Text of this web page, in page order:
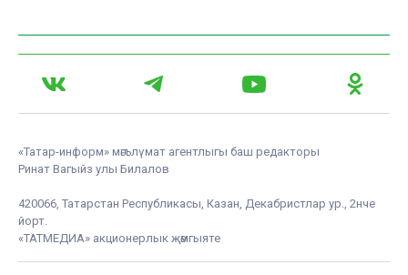
«Татар-информ» мәгълүмат агентлыгы баш редакторы
Ринат Вагыйз улы Билалов
420066, Татарстан Республикасы, Казан, Декабристлар ур., 2нче
йорт.
«ТАТМЕДИА» акционерлык җәмгыяте